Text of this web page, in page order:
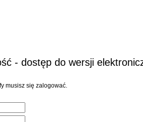
- dostęp do wersji
musisz się zalogować.